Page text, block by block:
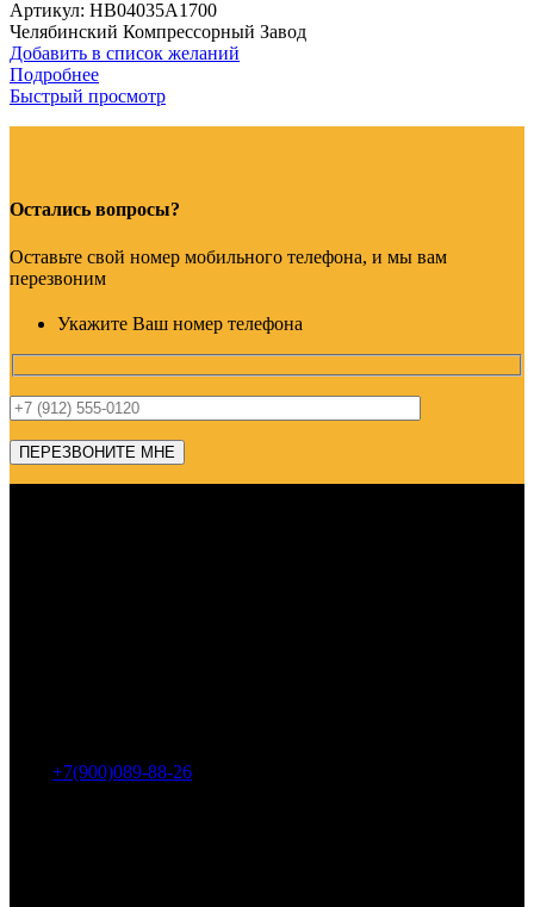
Артикул: HB04035A1700
Челябинский Компрессорный Завод
Добавить в список желаний
Подробнее
Быстрый просмотр
Остались вопросы?
Оставьте свой номер мобильного телефона, и мы вам
перезвоним
Укажите Ваш номер телефона
+7(900)089-88-26